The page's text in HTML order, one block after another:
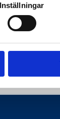
Inställningar
i kontakt med